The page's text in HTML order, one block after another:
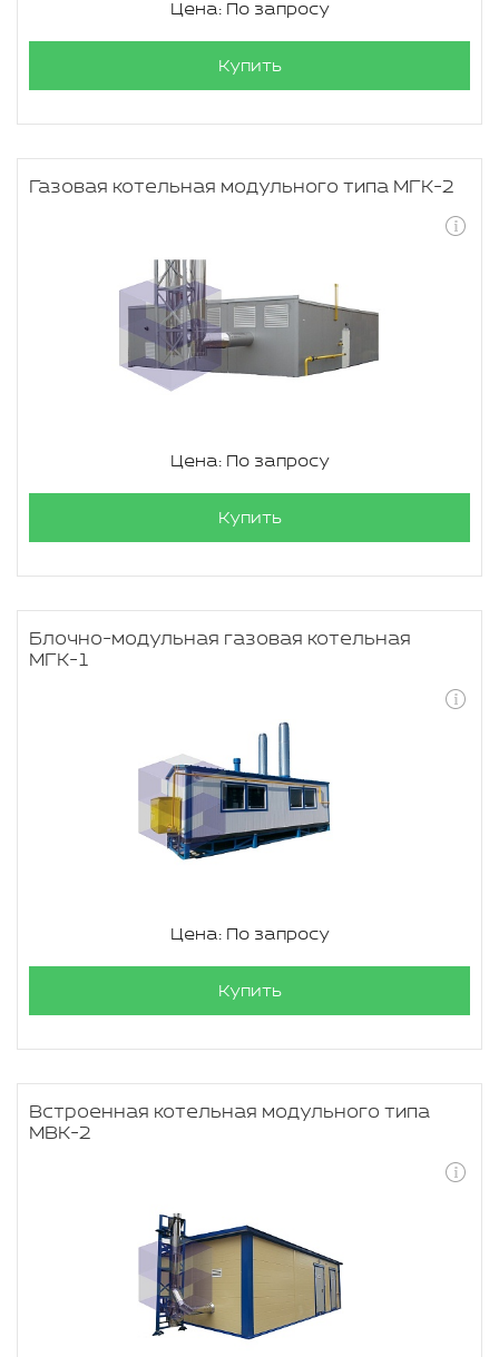
Цена: По запросу
Купить
Газовая котельная модульного типа МГК-2
Цена: По запросу
Купить
Блочно-модульная газовая котельная
МГК-1
Цена: По запросу
Купить
Встроенная котельная модульного типа
МВК-2